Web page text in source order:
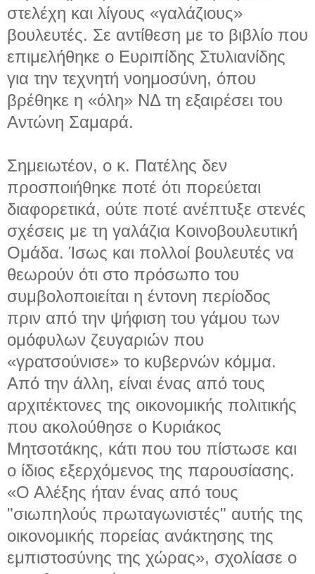
στελέχη και λίγους «γαλάζιους»
βουλευτές. Σε αντίθεση με το βιβλίο που
επιμελήθηκε ο Ευριπίδης Στυλιανίδης
για την τεχνητή νοημοσύνη, όπου
βρέθηκε η «όλη» ΝΔ τη εξαιρέσει του
Αντώνη Σαμαρά.
Σημειωτέον, ο κ. Πατέλης δεν
προσποιήθηκε ποτέ ότι πορεύεται
διαφορετικά, ούτε ποτέ ανέπτυξε στενές
σχέσεις με τη γαλάζια Κοινοβουλευτική
Ομάδα. Ίσως και πολλοί βουλευτές να
θεωρούν ότι στο πρόσωπο του
συμβολοποιείται η έντονη περίοδος
πριν από την ψήφιση του γάμου των
ομόφυλων ζευγαριών που
«γρατσούνισε» το κυβερνών κόμμα.
Από την άλλη, είναι ένας από τους
αρχιτέκτονες της οικονομικής πολιτικής
που ακολούθησε ο Κυριάκος
Μητσοτάκης, κάτι που του πίστωσε και
ο ίδιος εξερχόμενος της παρουσίασης.
«Ο Αλέξης ήταν ένας από τους
"σιωπηλούς πρωταγωνιστές" αυτής της
οικονομικής πορείας ανάκτησης της
εμπιστοσύνης της χώρας», σχολίασε ο